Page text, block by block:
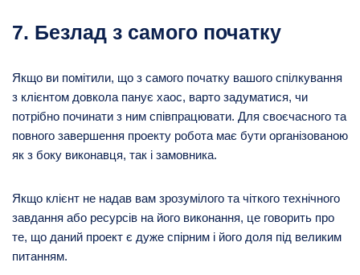
7. Безлад з самого початку
Якщо ви помітили, що з самого початку вашого спілкування
з клієнтом довкола панує хаос, варто задуматися, чи
потрібно починати з ним співпрацювати. Для своєчасного та
повного завершення проекту робота має бути організованою
як з боку виконавця, так і замовника.
Якщо клієнт не надав вам зрозумілого та чіткого технічного
завдання або ресурсів на його виконання, це говорить про
те, що даний проект є дуже спірним і його доля під великим
питанням.